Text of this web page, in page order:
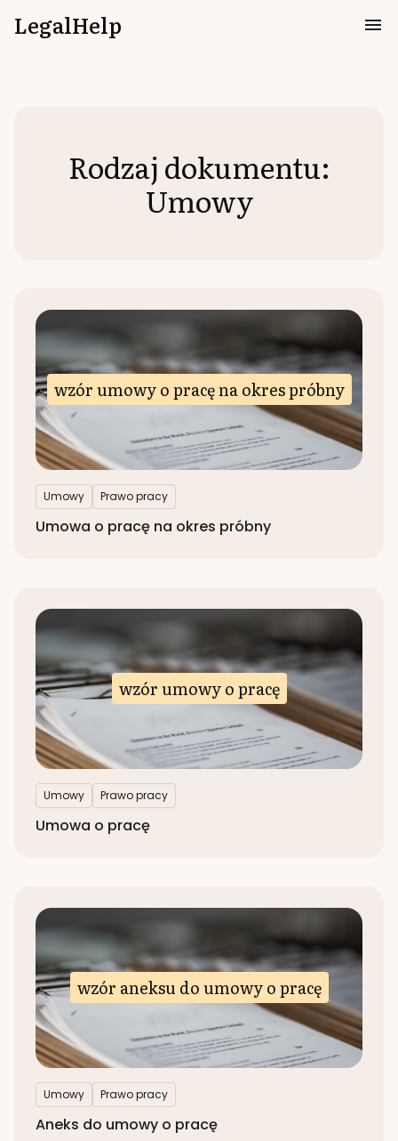
LegalHelp
Rodzaj dokumentu:
Umowy
wzór umowy o pracę na okres próbny
Umowy Prawo pracy
Umowa o pracę na okres próbny
wzór umowy o pracę
Umowy Prawo pracy
Umowa o pracę
wzór aneksu do umowy o pracę
Umowy Prawo pracy
Aneks do umowy o pracę